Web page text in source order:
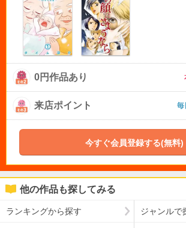
0円作品あり
来店ポイント 毎
今すぐ会員登録する(無料)
他の作品も探してみる
ランキングから探す ジャンルで